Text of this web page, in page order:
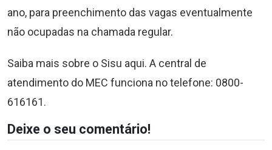
ano, para preenchimento das vagas eventualmente
não ocupadas na chamada regular.
Saiba mais sobre o Sisu aqui. A central de
atendimento do MEC funciona no telefone: 0800-
616161.
Deixe o seu comentário!